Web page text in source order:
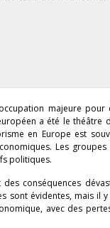
majeure pour
a été le
en Europe est
Les
politiques.
conséquences
sont évidentes, mais il
avec des